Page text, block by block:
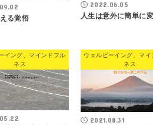
る覚悟
2022.06.05
人生は意外に簡単に
イング、マインドフル
ネス
ウェルビーイング、マイ
ネス
2021.08.31